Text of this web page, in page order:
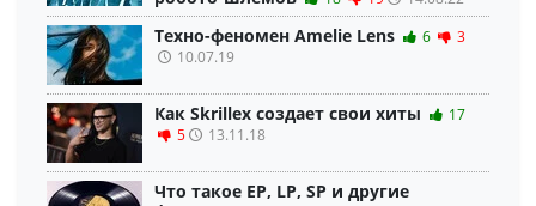
Техно-феномен Amelie Lens 6
3
10.07.19
Как Skrillex создает свои хиты
17
5
13.11.18
Что такое EP, LP, SP и другие